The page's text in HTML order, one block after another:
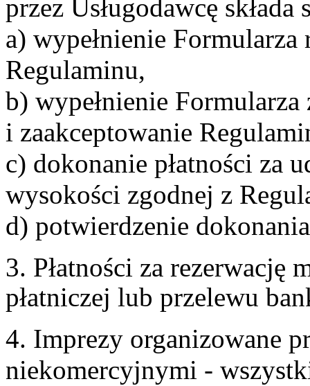
przez Usługodawcę
a) wypełnienie
Regulaminu,
b) wypełnienie Formularza
i zaakceptowanie
c) dokonanie płatności za
wysokości zgodnej z
d) potwierdzenie
3. Płatności za rezerwację
płatniczej lub przelewu
4. Imprezy organizowane
niekomercyjnymi -